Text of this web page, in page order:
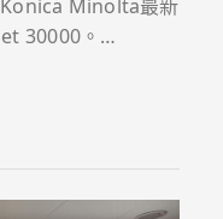
Minolta最新
30000。
印刷產業邁向高品